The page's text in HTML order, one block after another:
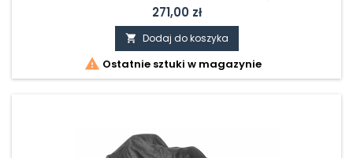
OPAKOWANIA: 389 X 125 X 65 MM WAGA: 1,30 KG
Cena
271,00 zł
 Dodaj do koszyka
 Ostatnie sztuki w magazynie